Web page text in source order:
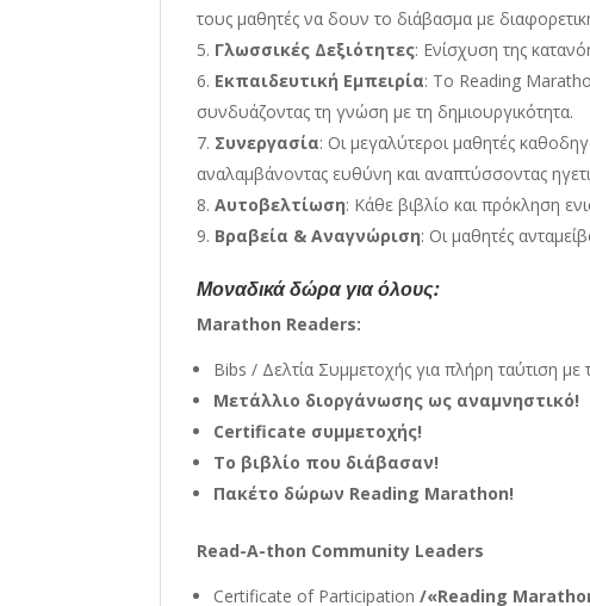
τους μαθητές να δουν το διάβασμα με
Γλωσσικές Δεξιότητες: Ενίσχυση της
Εκπαιδευτική Εμπειρία: Το Reading
συνδυάζοντας τη γνώση με τη δημιουργικότητα.
Συνεργασία: Οι μεγαλύτεροι μαθητές
αναλαμβάνοντας ευθύνη και αναπτύσσοντας
Αυτοβελτίωση: Κάθε βιβλίο και πρόκληση
Βραβεία & Αναγνώριση: Οι μαθητές
Μοναδικά δώρα για όλους:
Marathon Readers:
Bibs / Δελτία Συμμετοχής για πλήρη ταύτιση
Μετάλλιο διοργάνωσης ως αναμνηστικό!
Certificate συμμετοχής!
Το βιβλίο που διάβασαν!
Πακέτο δώρων Reading Marathon!
Read-A-thon Community Leaders
Certificate of Participation/«Reading